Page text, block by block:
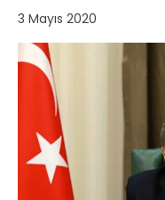
3 Mayıs 2020